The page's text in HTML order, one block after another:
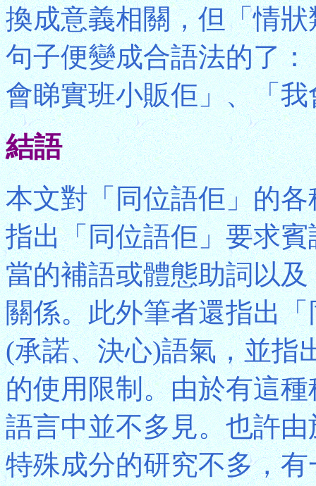
換成意義相關，但「情
句子便變成合語法的了
會睇實班小販佢」、「
結語
本文對「同位語佢」的
指出「同位語佢」要求
當的補語或體態助詞以
關係。此外筆者還指出
(承諾、決心)語氣，並指
的使用限制。由於有這
語言中並不多見。也許
特殊成分的研究不多，